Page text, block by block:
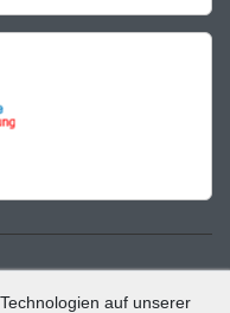
auf unserer